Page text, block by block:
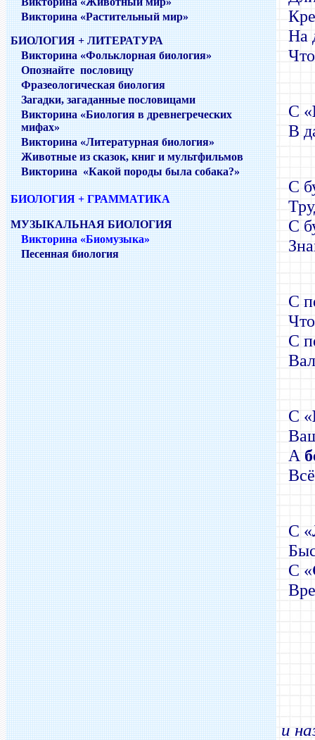
Викторина «Растительный мир»
БИОЛОГИЯ + ЛИТЕРАТУРА
Викторина «Фольклорная биология»
Опознайте пословицу
Фразеологическая биология
Загадки, загаданные пословицами
Викторина «Биология в древнегреческих
мифах»
Викторина «Литературная биология»
Животные из сказок, книг и мультфильмов
Викторина «Какой породы была собака?»
БИОЛОГИЯ + ГРАММАТИКА
МУЗЫКАЛЬНАЯ БИОЛОГИЯ
Викторина «Биомузыка»
Песенная биология
На
С «
В
С
С
С
С
C «
А
С «
С «
и